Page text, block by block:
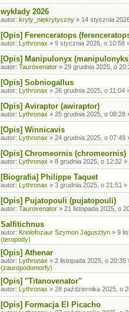
wykłady 2026
autor: kryty_niekrytyczny » 14 stycznia
[Opis] Ferenceratops
autor: Lythronax » 9 stycznia 2026, o 10:58
[Opis] Manipulonyx
autor: Taurovenator » 29 grudnia 2025, o
[Opis] Sobniogallus
autor: Lythronax » 26 grudnia 2025, o 11:04
[Opis] Aviraptor (awiraptor)
autor: Lythronax » 25 grudnia 2025, o 08:28
[Opis] Winnicavis
autor: Lythronax » 24 grudnia 2025, o 07:49
[Opis] Chromeornis (chromeornis)
autor: Lythronax » 8 grudnia 2025, o 12:32 »
[Biografia] Philippe Taquet
autor: Lythronax » 3 grudnia 2025, o 21:51 »
[Opis] Pujatopouli (pujatopouli)
autor: Taurovenator » 21 listopada 2025, o
Salfitichnus
autor: Kriolofozaur Szymon Jagusztyn » 9
(teropody)
[Opis] Athenar
autor: Lythronax » 2 listopada 2025, o 20:35
(zauropodomorfy)
[Opis] "Titanovenator"
autor: Lythronax » 28 października 2025, o
[Opis] Formacja El Picacho